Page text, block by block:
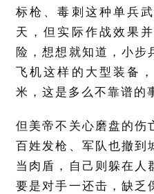
标枪、毒刺这种单兵
天，但实际作战效果
险，想想就知道，小步
飞机这样的大型装备
米，这是多么不靠谱的
但美帝不关心磨盘的伤
百姓发枪、军队也撤到
当肉盾，自己则躲在人
要是对手一还击，缺乏